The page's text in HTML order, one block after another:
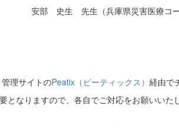
兵庫県災害医療コーディ
理サイトのPeatix（ピーティックス） 経由で
なりますので、各自でご対応をお願いいたし